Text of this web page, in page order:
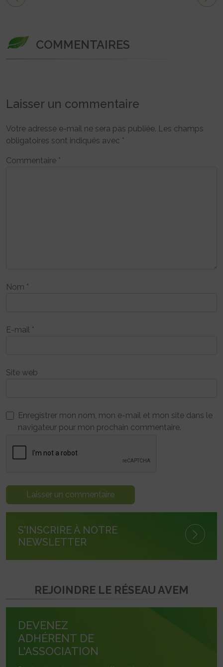
COMMENTAIRES
Laisser un commentaire
Votre adresse e-mail ne sera pas publiée. Les champs
obligatoires sont indiqués avec *
Commentaire *
Nom *
E-mail *
Site web
Enregistrer mon nom, mon e-mail et mon site dans le
navigateur pour mon prochain commentaire.
S'INSCRIRE À NOTRE
NEWSLETTER
REJOINDRE LE RÉSEAU AVEM
DEVENEZ
ADHÉRENT DE
L'ASSOCIATION